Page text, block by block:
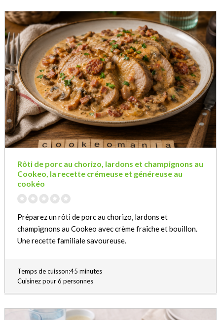
Rôti de porc au chorizo, lardons et champignons au
Cookeo, la recette crémeuse et généreuse au
cookéo
Préparez un rôti de porc au chorizo, lardons et
champignons au Cookeo avec crème fraîche et bouillon.
Une recette familiale savoureuse.
Temps de cuisson:45 minutes
Cuisinez pour 6 personnes